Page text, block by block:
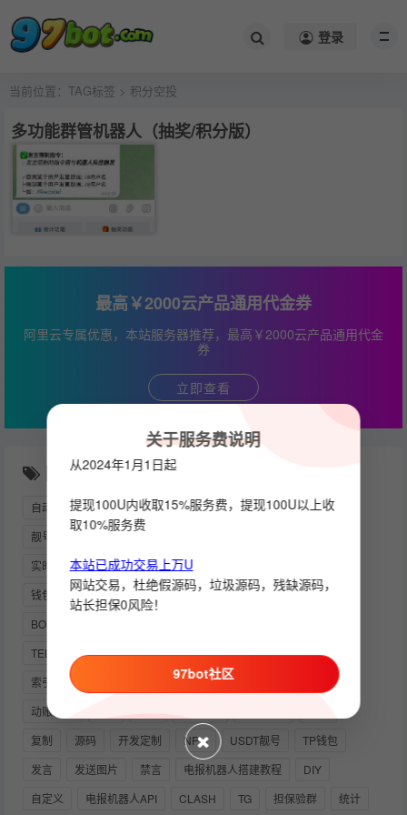
登录
当前位置： TAG标签 > 积分空投
多功能群管机器人（抽奖/积分版）
最高￥2000云产品通用代金券
阿里云专属优惠，本站服务器推荐，最高￥2000云产品通用代金
券
立即查看
随机推荐
自动炒群 想做推广变现，却找不到靠谱圈子？
可运营
靓号钱包地址
波场官方
实时监听
USDT 使用教程
钱包地址生成
记账机器人 自动发卡机器人
HOOK消息
BOT
TELEGRAM网页版
炒群 888号码
运营版本
索引机器人
事件机器人
粘贴
动账提醒
复制
源码 开发定制 NPM USDT靓号
TP钱包
发言
发送图片 禁言 电报机器人搭建教程
DIY
自定义
电报机器人API CLASH TG 担保验群 统计
关于服务费说明
从2024年1月1日起
提现100U内收取15%服务费，提现100U以上收
取10%服务费
本站已成功交易上万U
网站交易，杜绝假源码，垃圾源码，残缺源码，
站长担保0风险！
97bot社区